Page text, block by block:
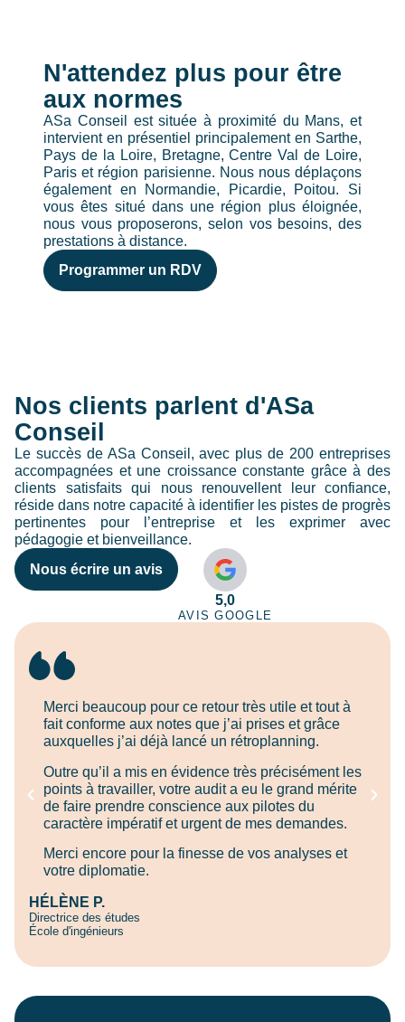
N'attendez plus pour être
aux normes
ASa Conseil est située à proximité du Mans, et
intervient en présentiel principalement en Sarthe,
Pays de la Loire, Bretagne, Centre Val de Loire,
Paris et région parisienne. Nous nous déplaçons
également en Normandie, Picardie, Poitou. Si
vous êtes situé dans une région plus éloignée,
nous vous proposerons, selon vos besoins, des
prestations à distance.
Programmer un RDV
Nos clients parlent d'ASa
Conseil
Le succès de ASa Conseil, avec plus de 200 entreprises
accompagnées et une croissance constante grâce à des
clients satisfaits qui nous renouvellent leur confiance,
réside dans notre capacité à identifier les pistes de progrès
pertinentes pour l’entreprise et les exprimer avec
pédagogie et bienveillance.
Nous écrire un avis
5,0
AVIS GOOGLE
Merci beaucoup pour ce retour très utile et tout à
fait conforme aux notes que j’ai prises et grâce
auxquelles j’ai déjà lancé un rétroplanning.
Outre qu’il a mis en évidence très précisément les
points à travailler, votre audit a eu le grand mérite
de faire prendre conscience aux pilotes du
caractère impératif et urgent de mes demandes.
Merci encore pour la finesse de vos analyses et
votre diplomatie.
HÉLÈNE P.
Directrice des études
École d'ingénieurs